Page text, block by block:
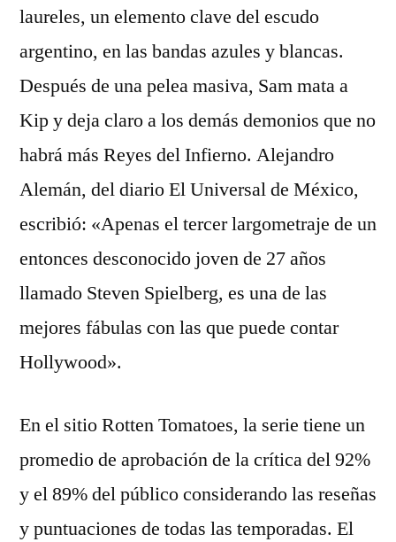
laureles, un elemento clave del escudo
argentino, en las bandas azules y blancas.
Después de una pelea masiva, Sam mata a
Kip y deja claro a los demás demonios que no
habrá más Reyes del Infierno. Alejandro
Alemán, del diario El Universal de México,
escribió: «Apenas el tercer largometraje de un
entonces desconocido joven de 27 años
llamado Steven Spielberg, es una de las
mejores fábulas con las que puede contar
Hollywood».
En el sitio Rotten Tomatoes, la serie tiene un
promedio de aprobación de la crítica del 92%
y el 89% del público considerando las reseñas
y puntuaciones de todas las temporadas. El